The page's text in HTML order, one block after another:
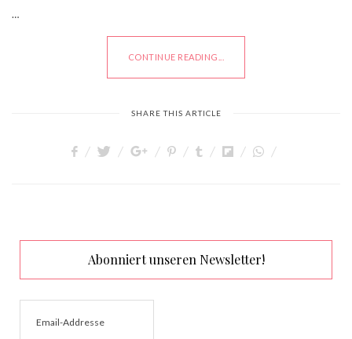
…
CONTINUE READING...
SHARE THIS ARTICLE
Abonniert unseren Newsletter!